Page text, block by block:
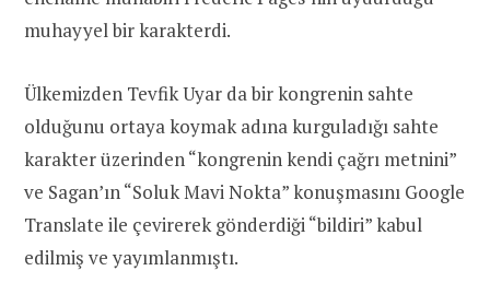
muhayyel bir karakterdi.
Ülkemizden Tevfik Uyar da bir kongrenin sahte
olduğunu ortaya koymak adına kurguladığı sahte
karakter üzerinden “kongrenin kendi çağrı metnini”
ve Sagan’ın “Soluk Mavi Nokta” konuşmasını Google
Translate ile çevirerek gönderdiği “bildiri” kabul
edilmiş ve yayımlanmıştı.